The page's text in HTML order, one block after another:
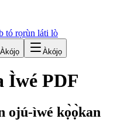
tó rọrùn láti lò
Àkójọ Àkójọ
Ìwé PDF
ojú-ìwé kọ̀ọ̀kan